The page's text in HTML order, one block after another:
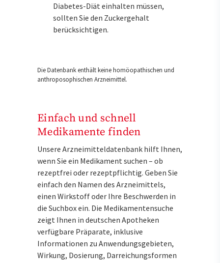
Diabetes-Diät einhalten müssen,
sollten Sie den Zuckergehalt
berücksichtigen.
Die Datenbank enthält keine homöopathischen und
anthroposophischen Arzneimittel.
Einfach und schnell
Medikamente finden
Unsere Arzneimitteldatenbank hilft Ihnen,
wenn Sie ein Medikament suchen – ob
rezeptfrei oder rezeptpflichtig. Geben Sie
einfach den Namen des Arzneimittels,
einen Wirkstoff oder Ihre Beschwerden in
die Suchbox ein. Die Medikamentensuche
zeigt Ihnen in deutschen Apotheken
verfügbare Präparate, inklusive
Informationen zu Anwendungsgebieten,
Wirkung, Dosierung, Darreichungsformen